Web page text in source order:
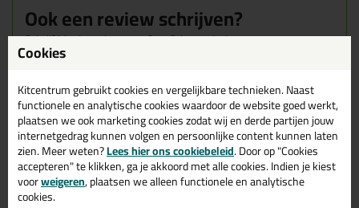
Ook een review schrijven?
Schrijf hier je review over Otto Primer 1218 >
Gerelateerde producten
Cookies
Kitcentrum gebruikt cookies en vergelijkbare technieken. Naast
functionele en analytische cookies waardoor de website goed werkt,
plaatsen we ook marketing cookies zodat wij en derde partijen jouw
internetgedrag kunnen volgen en persoonlijke content kunnen laten
zien. Meer weten?Lees hier ons cookiebeleid. Door op "Cookies
accepteren" te klikken, ga je akkoord met alle cookies. Indien je kiest
voorweigeren, plaatsen we alleen functionele en analytische
cookies.